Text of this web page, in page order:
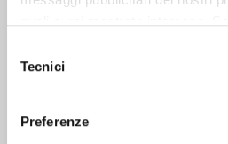
delTecnici
Preferenze